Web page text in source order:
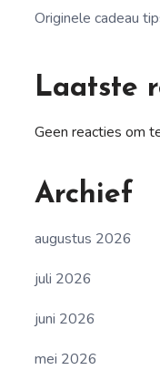
Originele cadeau
Laatste
Geen reacties om
Archief
augustus 2026
juli 2026
juni 2026
mei 2026